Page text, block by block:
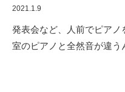
2021.1.9
発表会など、人前でピア
室のピアノと全然音が違